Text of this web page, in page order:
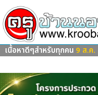
เนื้อหาดีๆสำหรับทุกคน 9 ส.ค